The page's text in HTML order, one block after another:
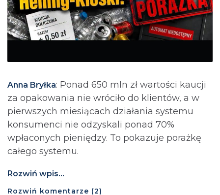
Anna Bryłka: Ponad 650 mln zł wartości kaucji
za opakowania nie wróciło do klientów, a w
pierwszych miesiącach działania systemu
konsumenci nie odzyskali ponad 70%
wpłaconych pieniędzy. To pokazuje porażkę
całego systemu.
Rozwiń wpis...
Rozwiń komentarze (2)